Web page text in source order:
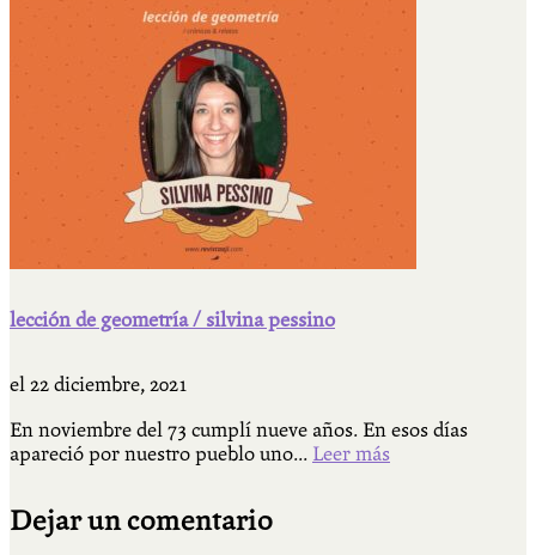
lección de geometría / silvina pessino
el 22 diciembre, 2021
En noviembre del 73 cumplí nueve años. En esos días
apareció por nuestro pueblo uno... Leer más
Dejar un comentario